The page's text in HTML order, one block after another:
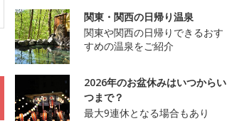
関東・関西の日帰り温泉
関東や関西の日帰りできるおす
すめの温泉をご紹介
2026年のお盆休みはいつからい
つまで？
最大9連休となる場合もあり